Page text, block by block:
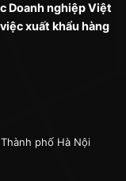
Doanh nghiệp Việt
xuất khẩu hàng
phố Hà Nội